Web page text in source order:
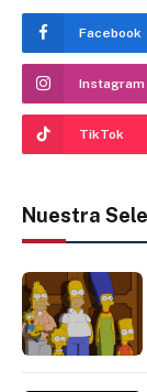
Facebook
Instagram
TikTok
Nuestra